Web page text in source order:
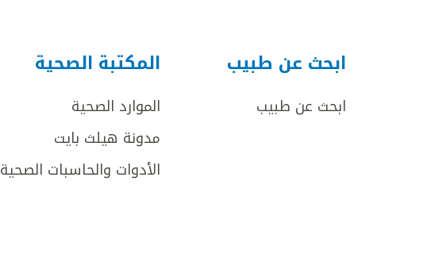
ابحث عن طبيب
ابحث عن طبيب
المكتبة الصحية
الموارد الصحية
مدونة هيلث بايت
الأدوات والحاسبات الصحية